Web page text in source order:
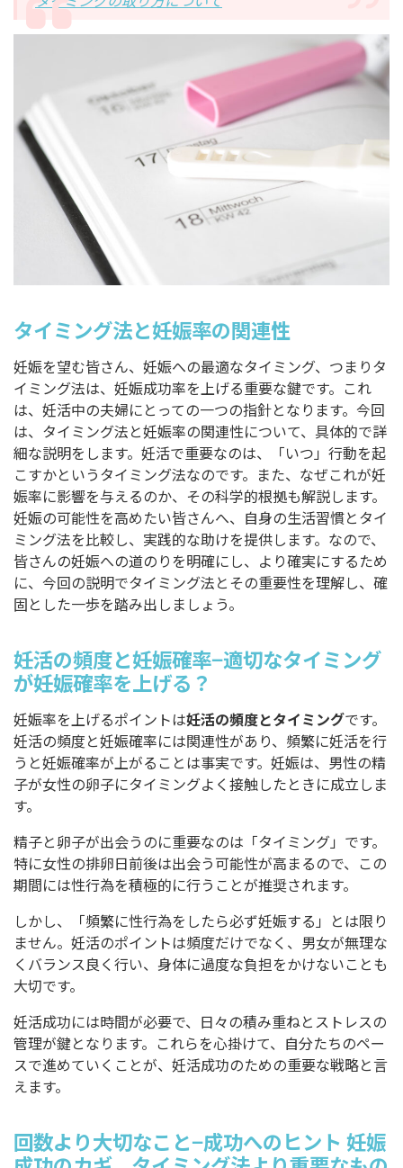
タイミング法と妊娠率の関連性
妊娠を望む皆さん、妊娠への最適なタイミング、つまりタ
イミング法は、妊娠成功率を上げる重要な鍵です。これ
は、妊活中の夫婦にとっての一つの指針となります。今回
は、タイミング法と妊娠率の関連性について、具体的で詳
細な説明をします。妊活で重要なのは、「いつ」行動を起
こすかというタイミング法なのです。また、なぜこれが妊
娠率に影響を与えるのか、その科学的根拠も解説します。
妊娠の可能性を高めたい皆さんへ、自身の生活習慣とタイ
ミング法を比較し、実践的な助けを提供します。なので、
皆さんの妊娠への道のりを明確にし、より確実にするため
に、今回の説明でタイミング法とその重要性を理解し、確
固とした一歩を踏み出しましょう。
妊活の頻度と妊娠確率−適切なタイミング
が妊娠確率を上げる？
妊娠率を上げるポイントは妊活の頻度とタイミングです。
妊活の頻度と妊娠確率には関連性があり、頻繁に妊活を行
うと妊娠確率が上がることは事実です。妊娠は、男性の精
子が女性の卵子にタイミングよく接触したときに成立しま
す。
精子と卵子が出会うのに重要なのは「タイミング」です。
特に女性の排卵日前後は出会う可能性が高まるので、この
期間には性行為を積極的に行うことが推奨されます。
しかし、「頻繁に性行為をしたら必ず妊娠する」とは限り
ません。妊活のポイントは頻度だけでなく、男女が無理な
くバランス良く行い、身体に過度な負担をかけないことも
大切です。
妊活成功には時間が必要で、日々の積み重ねとストレスの
管理が鍵となります。これらを心掛けて、自分たちのペー
スで進めていくことが、妊活成功のための重要な戦略と言
えます。
回数より大切なこと−成功へのヒント 妊娠